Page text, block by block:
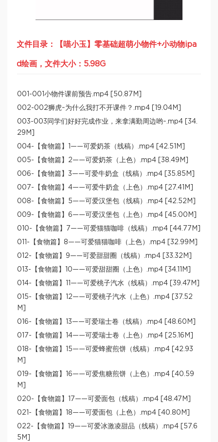
文件目录：【喵小玉】零基础超萌小物件+小动物ipa
d绘画，文件大小：5.98G
001-001小物件课前预告.mp4 [50.87M]
002-002狮虎~为什么我打不开课件？.mp4 [19.04M]
003-003同学们好好完成作业，来拿满勤周边哟~.mp4 [34.
29M]
004-【食物篇】1——可爱奶茶（线稿）.mp4 [42.51M]
005-【食物篇】2——可爱奶茶（上色）.mp4 [38.49M]
006-【食物篇】3——可爱牛奶盒（线稿）.mp4 [35.85M]
007-【食物篇】4——可爱牛奶盒（上色）.mp4 [27.41M]
008-【食物篇】5——可爱汉堡包（线稿）.mp4 [42.52M]
009-【食物篇】6——可爱汉堡包（上色）.mp4 [45.00M]
010-【食物篇】7——可爱猫猫咖啡（线稿）.mp4 [44.77M]
011-【食物篇】8——可爱猫猫咖啡（上色）.mp4 [32.99M]
012-【食物篇】9——可爱甜甜圈（线稿）.mp4 [33.32M]
013-【食物篇】10——可爱甜甜圈（上色）.mp4 [34.11M]
014-【食物篇】11——可爱桃子汽水（线稿）.mp4 [39.47M]
015-【食物篇】12——可爱桃子汽水（上色）.mp4 [37.52
M]
016-【食物篇】13——可爱瑞士卷（线稿）.mp4 [48.60M]
017-【食物篇】14——可爱瑞士卷（上色）.mp4 [25.16M]
018-【食物篇】15——可爱蜂蜜煎饼（线稿）.mp4 [42.93
M]
019-【食物篇】16——可爱焦糖煎饼（上色）.mp4 [40.59
M]
020-【食物篇】17——可爱面包（线稿）.mp4 [48.47M]
021-【食物篇】18——可爱面包（上色）.mp4 [40.80M]
022-【食物篇】19——可爱冰激凌甜品（线稿）.mp4 [57.6
5M]